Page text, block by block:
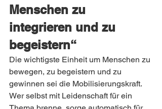
Menschen zu
integrieren und zu
begeistern“
Die wichtigste Einheit um Menschen zu
bewegen, zu begeistern und zu
gewinnen sei die Mobilisierungskraft.
Wer selbst mit Leidenschaft für ein